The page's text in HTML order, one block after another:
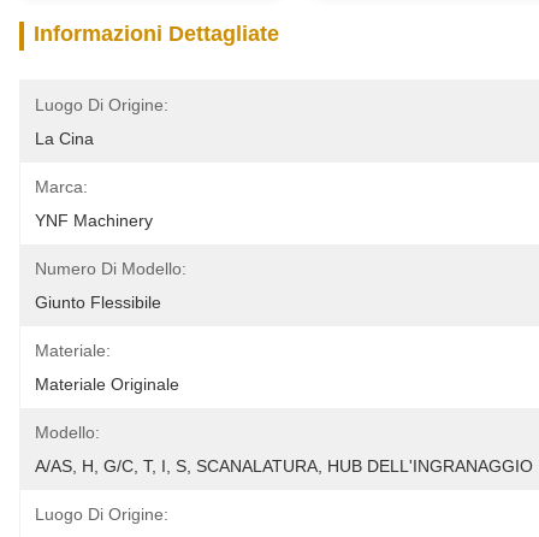
Informazioni Dettagliate
Luogo Di Origine:
La Cina
Marca:
YNF Machinery
Numero Di Modello:
Giunto Flessibile
Materiale:
Materiale Originale
Modello:
A/AS, H, G/C, T, I, S, SCANALATURA, HUB DELL'INGRANAGGIO
Luogo Di Origine: